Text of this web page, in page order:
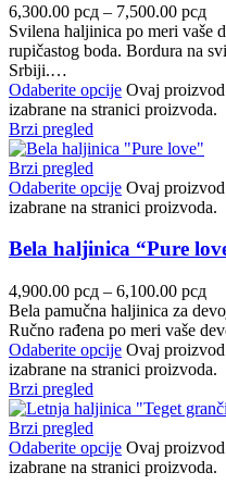
6,300.00 рсд – 7,500.00 рсд
Svilena haljinica po meri vaše
rupičastog boda. Bordura na
Srbiji.…
Odaberite opcije Ovaj
izabrane na stranici proizvoda.
Brzi pregled
Brzi pregled
Odaberite opcije Ovaj
izabrane na stranici proizvoda.
Bela haljinica “Pure
4,900.00 рсд – 6,100.00 рсд
Bela pamučna haljinica za
Ručno rađena po meri vaše
Odaberite opcije Ovaj
izabrane na stranici proizvoda.
Brzi pregled
Brzi pregled
Odaberite opcije Ovaj
izabrane na stranici proizvoda.